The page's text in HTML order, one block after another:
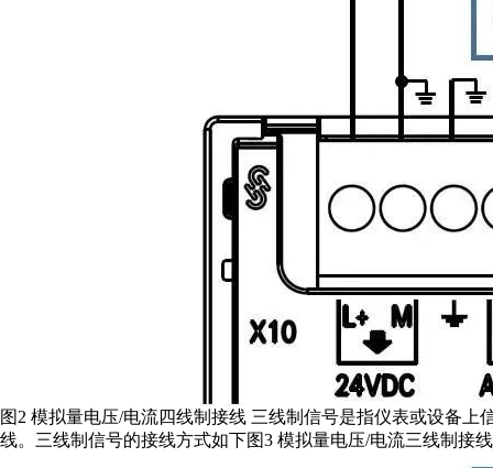
图2 模拟量电压/电流四线制接线 三线制信号是指仪表或设备
线。三线制信号的接线方式如下图3 模拟量电压/电流三线制接